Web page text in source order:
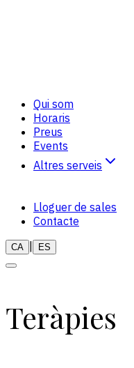
Cura personal *
Qui som
Horaris
Preus
Events
Altres serveis
Teràpies
Lloguer de sales
Contacte
CA ES
Teràpies